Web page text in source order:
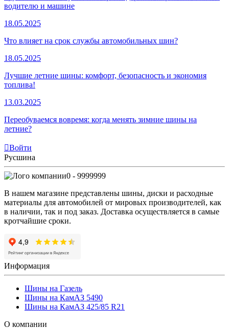
водителю и машине
18.05.2025
Что влияет на срок службы автомобильных шин?
18.05.2025
Лучшие летние шины: комфорт, безопасность и экономия
топлива!
13.03.2025
Переобуваемся вовремя: когда менять зимние шины на
летние?
Войти
Русшина
0 - 9999999
В нашем магазине представлены шины, диски и расходные
материалы для автомобилей от мировых производителей, как
в наличии, так и под заказ. Доставка осуществляется в самые
кротчайшие сроки.
Информация
Шины на Газель
Шины на КамАЗ 5490
Шины на КамАЗ 425/85 R21
О компании